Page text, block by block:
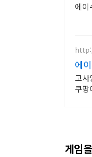
에
에
고사
쿠
게임